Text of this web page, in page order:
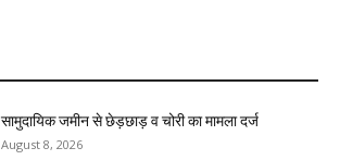
सामुदायिक जमीन से छेड़छाड़ व चोरी का मामला दर्ज
August 8, 2026